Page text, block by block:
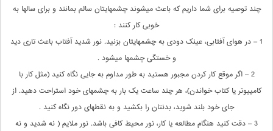
چند توصیه برای شما داریم که باعث می‏شوند چشم‏هایتان سالم بمانند و برای سال‏ها به
خوبی کار کنند :
1 – در هوای آفتابی، عینک دودی به چشم‏هایتان بزنید. نور شدید آفتاب باعث تاری دید
و خستگی چشم‏ها می‏شود .
2 – اگر موقع کار کردن مجبور هستید به طور مداوم به جایی نگاه کنید (مثل کار با
کامپیوتر یا کتاب خواندن)، هر چند ساعت یک بار به چشم‏های خود استراحت دهید. از
جای خود بلند شوید، بدنتان را بکشید و به نقطه‏ای دور نگاه کنید .
3 – دقت کنید هنگام مطالعه یا کار، نور محیط کافی باشد. نور ملایم ( نه شدید و نه